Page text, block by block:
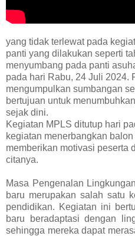
yang tidak terlewat pada
panti yang dilakukan seperti
menyumbang pada panti
pada hari Rabu, 24 Juli 2024.
mengumpulkan sumbangan
bertujuan untuk
sejak dini.
Kegiatan MPLS ditutup hari
kegiatan menerbangkan
memberikan motivasi peserta
citanya.
Masa Pengenalan
baru merupakan salah satu
pendidikan. Kegiatan ini
baru beradaptasi dengan
sehingga mereka dapat